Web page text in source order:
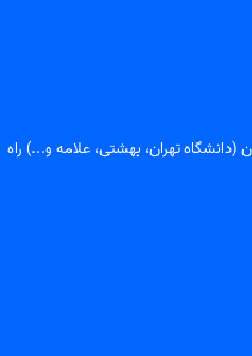
(دانشگاه تهران، بهشتی، علامه و...) راه